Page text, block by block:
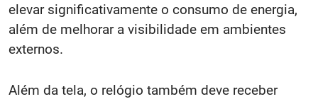
elevar significativamente o consumo de energia,
além de melhorar a visibilidade em ambientes
externos.
Além da tela, o relógio também deve receber